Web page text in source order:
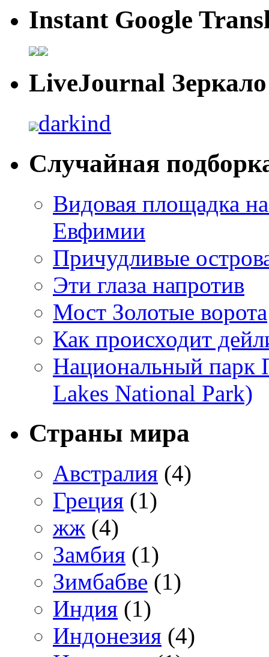
Instant Google
LiveJournal Зеркало
darkind
Случайная
Видовая площадка
Евфимии
Причудливые
Эти глаза напротив
Мост Золотые ворота
Как происходит
Национальный парк
Lakes National Park)
Страны мира
Австралия (4)
Греция (1)
жж (4)
Замбия (1)
Зимбабве (1)
Индия (1)
Индонезия (4)